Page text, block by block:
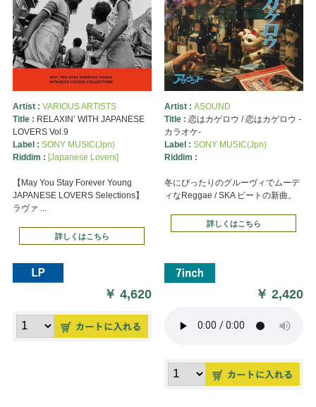
Artist : VARIOUS ARTISTS
Title : RELAXIN’ WITH JAPANESE
LOVERS Vol.9
Label : SONY MUSIC(Jpn)
Riddim : [Japanese Lovers]
【May You Stay Forever Young
JAPANESE LOVERS Selections】
ラヴァ ...
詳しくはこちら
￥4,620
Artist : ASOUND
Title : 恋はカゲロウ / 恋はカゲロウ -
カラオケ-
Label : SONY MUSIC(Jpn)
Riddim :
冬にぴったりのグルーヴィでムーデ
ィなReggae / SKA ビートの新曲。
詳しくはこちら
￥2,420